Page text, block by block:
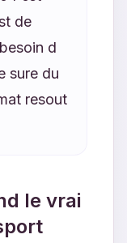
de
d
sure du
resout
le vrai